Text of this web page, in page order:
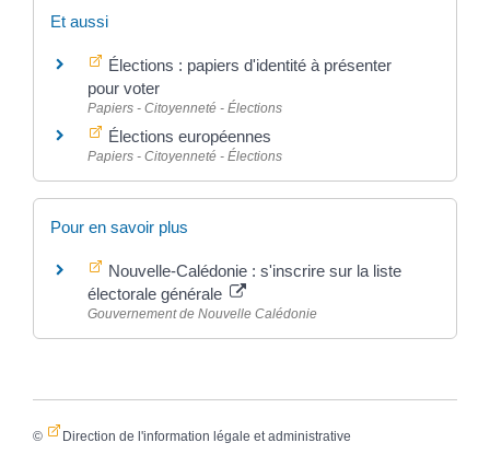
Et aussi
Élections : papiers d'identité à présenter
pour voter
Papiers - Citoyenneté - Élections
Élections européennes
Papiers - Citoyenneté - Élections
Pour en savoir plus
Nouvelle-Calédonie : s'inscrire sur la liste
électorale générale
Gouvernement de Nouvelle Calédonie
© Direction de l'information légale et administrative